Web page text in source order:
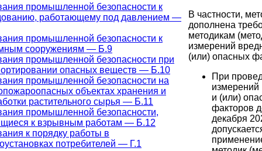
промышленной безопасности к
работающему под давлением —
промышленной безопасности к
сооружениям — Б.9
промышленной безопасности при
опасных веществ — Б.10
промышленной безопасности на
объектах хранения и
растительного сырья — Б.11
промышленной безопасности,
к взрывным работам — Б.12
к порядку работы в
потребителей — Г.1
В частности,
дополнена
методикам
измерений
(или) опасных
При
и (или)
факторов
декабря